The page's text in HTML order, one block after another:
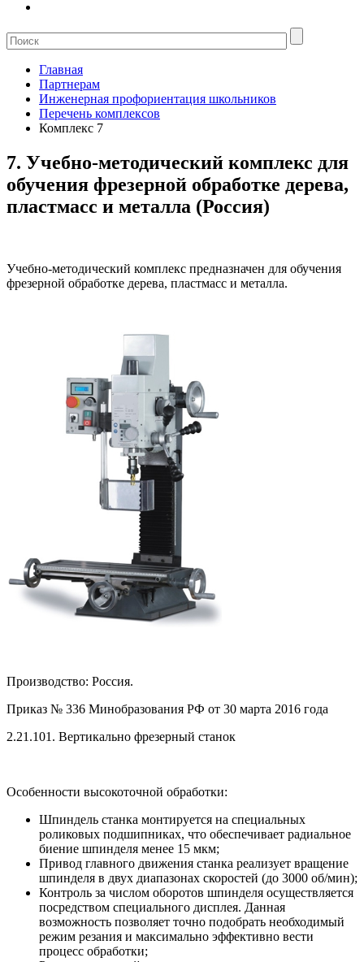
Главная
Партнерам
Инженерная профориентация школьников
Перечень комплексов
Комплекс 7
7. Учебно-методический комплекс для
обучения фрезерной обработке дерева,
пластмасс и металла (Россия)
Учебно-методический комплекс предназначен для обучения
фрезерной обработке дерева, пластмасс и металла.
Производство: Россия.
Приказ № 336 Минобразования РФ от 30 марта 2016 года
2.21.101. Вертикально фрезерный станок
Особенности высокоточной обработки:
Шпиндель станка монтируется на специальных
роликовых подшипниках, что обеспечивает радиальное
биение шпинделя менее 15 мкм;
Привод главного движения станка реализует вращение
шпинделя в двух диапазонах скоростей (до 3000 об/мин);
Контроль за числом оборотов шпинделя осуществляется
посредством специального дисплея. Данная
возможность позволяет точно подобрать необходимый
режим резания и максимально эффективно вести
процесс обработки;